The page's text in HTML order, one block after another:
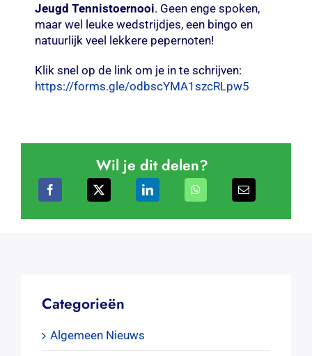
Jeugd Tennistoernooi. Geen enge spoken,
maar wel leuke wedstrijdjes, een bingo en
natuurlijk veel lekkere pepernoten!
Klik snel op de link om je in te schrijven:
https://forms.gle/odbscYMA1szcRLpw5
Wil je dit delen?
Categorieën
Algemeen Nieuws